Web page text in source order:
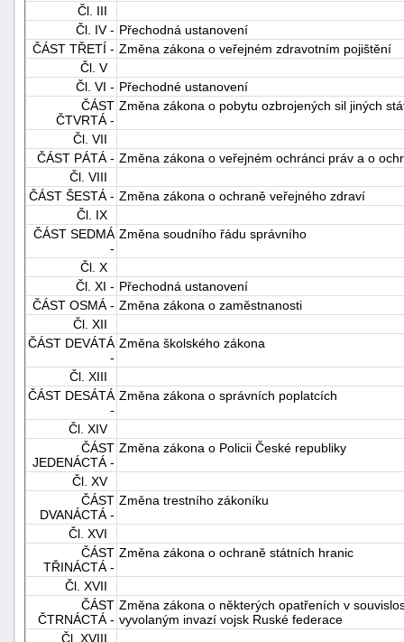
Čl. III
Čl. IV - Přechodná ustanovení
ČÁST TŘETÍ - Změna zákona o veřejném zdravotním pojištění
Čl. V
Čl. VI - Přechodné ustanovení
ČÁST
ČTVRTÁ -
Změna zákona o pobytu ozbrojených sil jiných
Čl. VII
ČÁST PÁTÁ - Změna zákona o veřejném ochránci práv a o
Čl. VIII
ČÁST ŠESTÁ - Změna zákona o ochraně veřejného zdraví
Čl. IX
ČÁST SEDMÁ
-
Změna soudního řádu správního
Čl. X
Čl. XI - Přechodná ustanovení
ČÁST OSMÁ - Změna zákona o zaměstnanosti
Čl. XII
ČÁST DEVÁTÁ
-
Změna školského zákona
Čl. XIII
ČÁST DESÁTÁ
-
Změna zákona o správních poplatcích
Čl. XIV
ČÁST
JEDENÁCTÁ -
Změna zákona o Policii České republiky
Čl. XV
ČÁST
DVANÁCTÁ -
Změna trestního zákoníku
Čl. XVI
ČÁST
TŘINÁCTÁ -
Změna zákona o ochraně státních hranic
Čl. XVII
ČÁST
ČTRNÁCTÁ -
Změna zákona o některých opatřeních v
vyvolaným invazí vojsk Ruské federace
Čl. XVIII
+náhrady
-
náhrady